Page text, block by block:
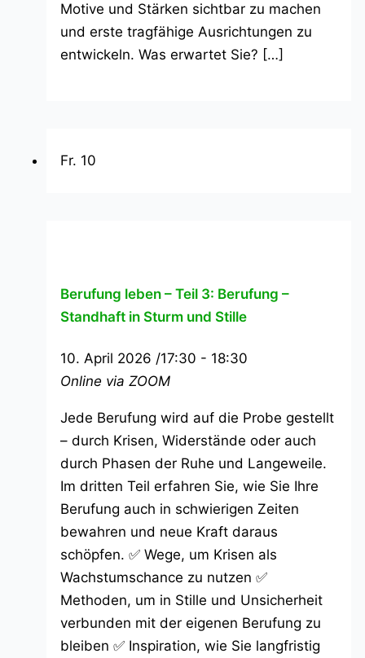
Motive und Stärken sichtbar zu machen
und erste tragfähige Ausrichtungen zu
entwickeln. Was erwartet Sie? […]
Fr. 10
Berufung leben – Teil 3: Berufung –
Standhaft in Sturm und Stille
10. April 2026 /17:30 - 18:30
Online via ZOOM
Jede Berufung wird auf die Probe gestellt
– durch Krisen, Widerstände oder auch
durch Phasen der Ruhe und Langeweile.
Im dritten Teil erfahren Sie, wie Sie Ihre
Berufung auch in schwierigen Zeiten
bewahren und neue Kraft daraus
schöpfen. ✅ Wege, um Krisen als
Wachstumschance zu nutzen ✅
Methoden, um in Stille und Unsicherheit
verbunden mit der eigenen Berufung zu
bleiben ✅ Inspiration, wie Sie langfristig